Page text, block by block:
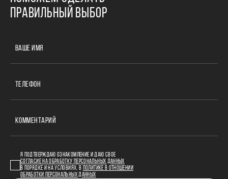
ПРАВИЛЬНЫЙ ВЫБОР
ВАШЕ ИМЯ
ТЕЛЕФОН
КОММЕНТАРИЙ
Я ПОДТВЕРЖДАЮ ОЗНАКОМЛЕНИЕ И ДАЮ СВОЕ
СОГЛАСИЕ НА ОБРАБОТКУ ПЕРСОНАЛЬНЫХ ДАННЫХ
В ПОРЯДКЕ И НА УСЛОВИЯХ, В
ПОЛИТИКЕ В ОТНОШЕНИИ
ОБРАБОТКИ ПЕРСОНАЛЬНЫХ ДАННЫХ